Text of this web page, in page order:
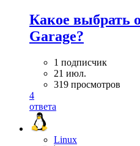
Какое выбрать
Garage?
1 подписчик
21 июл.
319 просмотров
4
ответа
Linux